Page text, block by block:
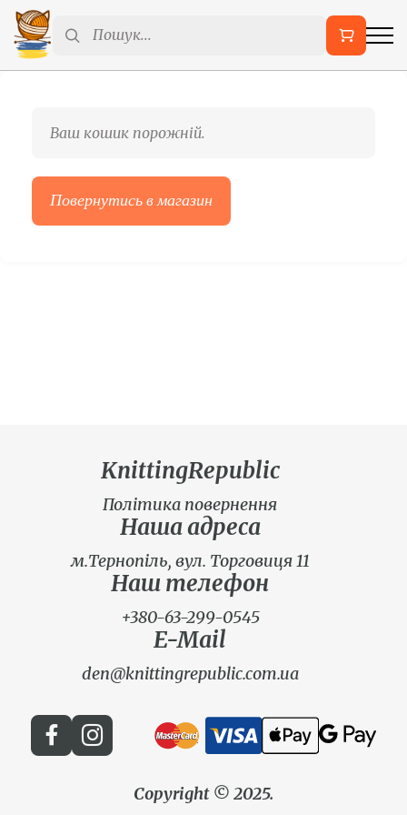
Ваш кошик порожній.
Повернутись в магазин
KnittingRepublic
Політика повернення
Наша адреса
м.Тернопіль, вул. Торговиця 11
Наш телефон
+380-63-299-0545
E-Mail
den@knittingrepublic.com.ua
Copyright © 2025.